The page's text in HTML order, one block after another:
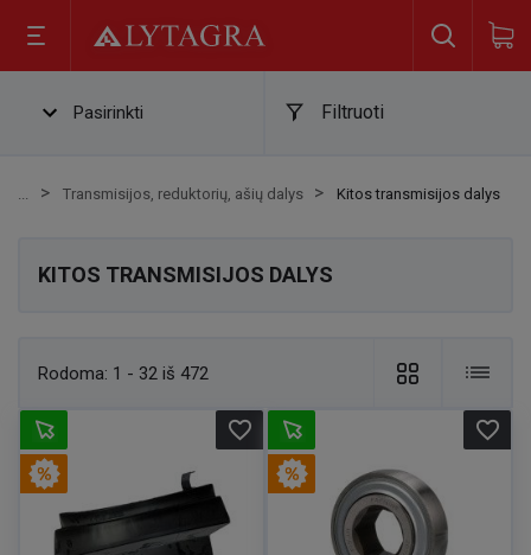
Pasirinkti Filtruoti
Transmisijos, reduktorių, ašių dalys Kitos transmisijos dalys
KITOS TRANSMISIJOS DALYS
Rodoma: 1 - 32 iš 472
favorite_border favorite_border